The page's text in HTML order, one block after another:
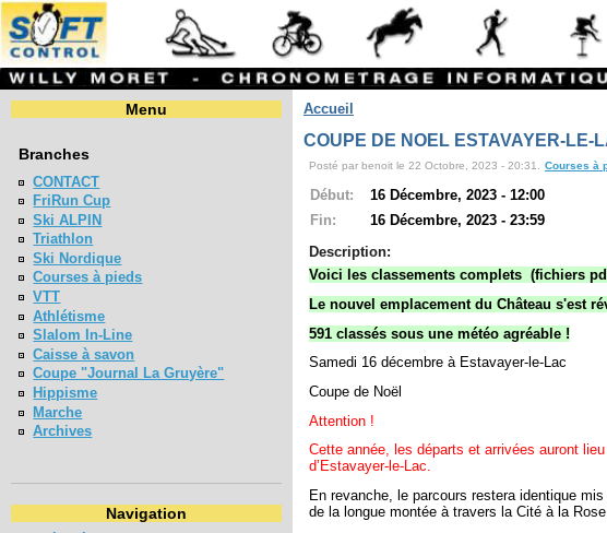
Menu
Branches
CONTACT
FriRun Cup
Ski ALPIN
Triathlon
Ski Nordique
Courses à pieds
VTT
Athlétisme
Slalom In-Line
Caisse à savon
Coupe "Journal La Gruyère"
Hippisme
Marche
Archives
Navigation
Accueil
COUPE DE NOEL ESTAVAYER-LE-
Posté par benoit le 22 Octobre, 2023 - 20:31. Courses à
Début:
16 Décembre, 2023 - 12:00
Fin:
16 Décembre, 2023 - 23:59
Description:
Voici les classements complets (fichiers
Le nouvel emplacement du Château s'est
591 classés sous une météo agréable !
Samedi 16 décembre à Estavayer-le-Lac
Coupe de Noël
Attention !
Cette année, les départs et arrivées auront
d’Estavayer-le-Lac.
En revanche, le parcours restera identique
de la longue montée à travers la Cité à la